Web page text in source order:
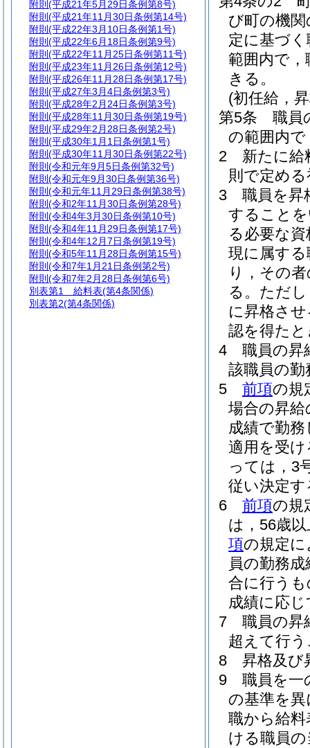
び町の機
定に基づ
範囲内で
きる。
(初任給，
第5条
職員
の範囲内
2
新たに給
則で定め
3
職員を昇
すること
る必要な
現に属す
り，その
る。 ただ
に昇格さ
認を得た
4
職員の昇
該職員の
5
前項の規
場合の昇
成績で勤
適用を受
っては，3
従い決定
6
前項の規
は，56歳
項の規定
員の勤務
合に行う
成績に応
7
職員の昇
超えて行
8
昇格及び
9
職員を一
の基準を
職から給
ける職員
附則 (平成21年5月29日条例第8号)
附則 (平成21年11月30日条例第14号)
附則 (平成22年3月10日条例第1号)
附則 (平成22年6月18日条例第9号)
附則 (平成22年11月25日条例第11号)
附則 (平成23年11月26日条例第12号)
附則 (平成26年11月28日条例第17号)
附則 (平成27年3月4日条例第3号)
附則 (平成28年2月24日条例第3号)
附則 (平成28年11月30日条例第19号)
附則 (平成29年2月28日条例第2号)
附則 (平成30年1月1日条例第1号)
附則 (平成30年11月30日条例第22号)
附則 (令和元年9月5日条例第32号)
附則 (令和元年9月30日条例第36号)
附則 (令和元年11月29日条例第38号)
附則 (令和2年11月30日条例第28号)
附則 (令和4年3月30日条例第10号)
附則 (令和4年11月29日条例第17号)
附則 (令和4年12月7日条例第19号)
附則 (令和5年11月28日条例第15号)
附則 (令和7年1月21日条例第2号)
附則 (令和7年2月28日条例第6号)
別表第1
給料表(第4条関係)
別表第2(第4条関係)